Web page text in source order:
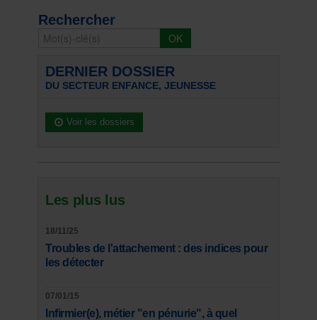
Rechercher
DERNIER DOSSIER
DU SECTEUR ENFANCE, JEUNESSE
Voir les dossiers
Les plus lus
18/11/25
Troubles de l'attachement : des indices pour
les détecter
07/01/15
Infirmier(e), métier "en pénurie", à quel